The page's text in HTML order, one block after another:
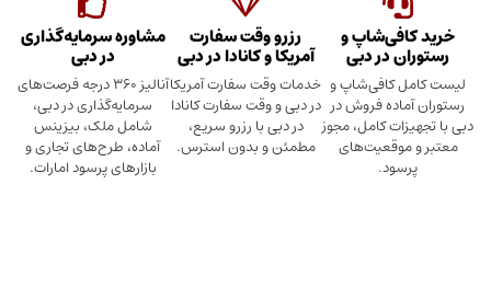
و
در دبی
و
فروش در
کامل، مجوز
رزرو وقت سفارت
آمریکا و کانادا در دبی
خدمات وقت سفارت آمریکا
در دبی و وقت سفارت کانادا
در دبی با رزرو سریع،
مطمئن و بدون استرس.
مشاوره سرمایه‌گذاری
در دبی
آنالیز ۳۶۰ درجه فرصت‌های
سرمایه‌گذاری در دبی،
شامل ملک، بیزینس
آماده، طرح‌های تجاری و
بازارهای پرسود امارات.